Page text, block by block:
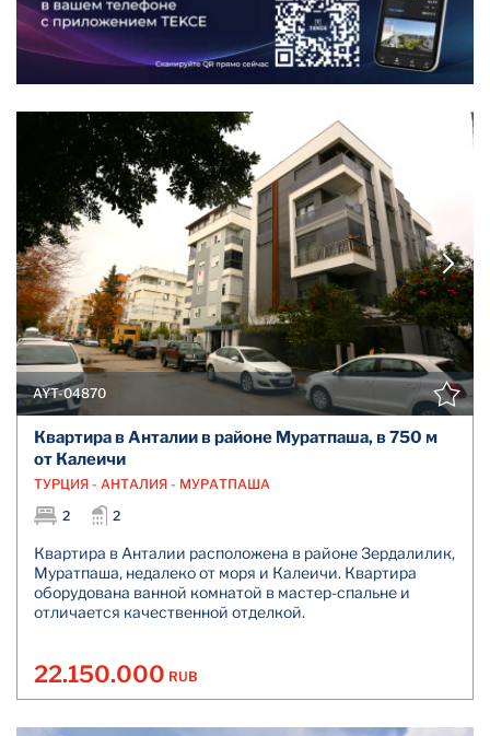
AYT-04870
Квартира в Анталии в районе Муратпаша, в 750 м
от Калеичи
ТУРЦИЯ - АНТАЛИЯ - МУРАТПАША
2
2
Квартира в Анталии расположена в районе Зердалилик,
Муратпаша, недалеко от моря и Калеичи. Квартира
оборудована ванной комнатой в мастер-спальне и
отличается качественной отделкой.
22.150.000 RUB